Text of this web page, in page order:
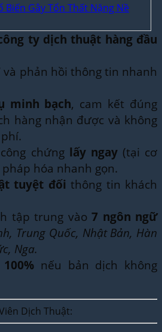
Biến Gây Tổn Thất Nặng Nề
ty dịch thuật hàng đầu
và phản hồi thông tin nhanh
minh bạch, cam kết đúng
hàng nhận được và không
chứng lấy ngay(tại cơ
hóa nhanh gọn.
tuyệt đối thông tin khách
tập trung vào7 ngôn ngữ
Trung Quốc, Nhật Bản, Hàn
Nga.
nếu bản dịch không
Dịch Thuật: